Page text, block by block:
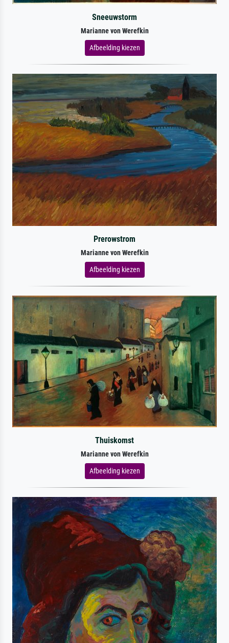
Sneeuwstorm
Marianne von Werefkin
Afbeelding kiezen
Prerowstrom
Marianne von Werefkin
Afbeelding kiezen
Thuiskomst
Marianne von Werefkin
Afbeelding kiezen